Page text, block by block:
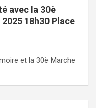
avec la 30è
18h30 Place
et la 30è Marche